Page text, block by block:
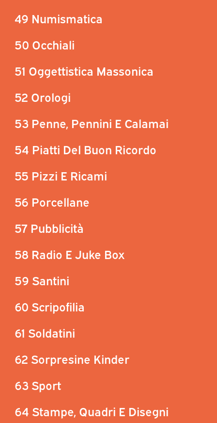
49 Numismatica
50 Occhiali
51 Oggettistica Massonica
52 Orologi
53 Penne, Pennini E Calamai
54 Piatti Del Buon Ricordo
55 Pizzi E Ricami
56 Porcellane
57 Pubblicità
58 Radio E Juke Box
59 Santini
60 Scripofilia
61 Soldatini
62 Sorpresine Kinder
63 Sport
64 Stampe, Quadri E Disegni